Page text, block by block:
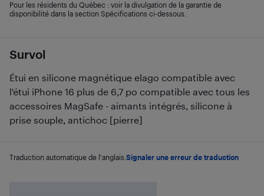
Survol
Étui en silicone magnétique elago compatible avec
l'étui iPhone 16 plus de 6,7 po compatible avec tous les
accessoires MagSafe - aimants intégrés, silicone à
prise souple, antichoc [pierre]
Traduction automatique de l'anglais. Signaler une erreur de traduction
Pour les résidents du Québec : voir la divulgation de la garantie de
disponibilité dans la section Spécifications ci-dessous.